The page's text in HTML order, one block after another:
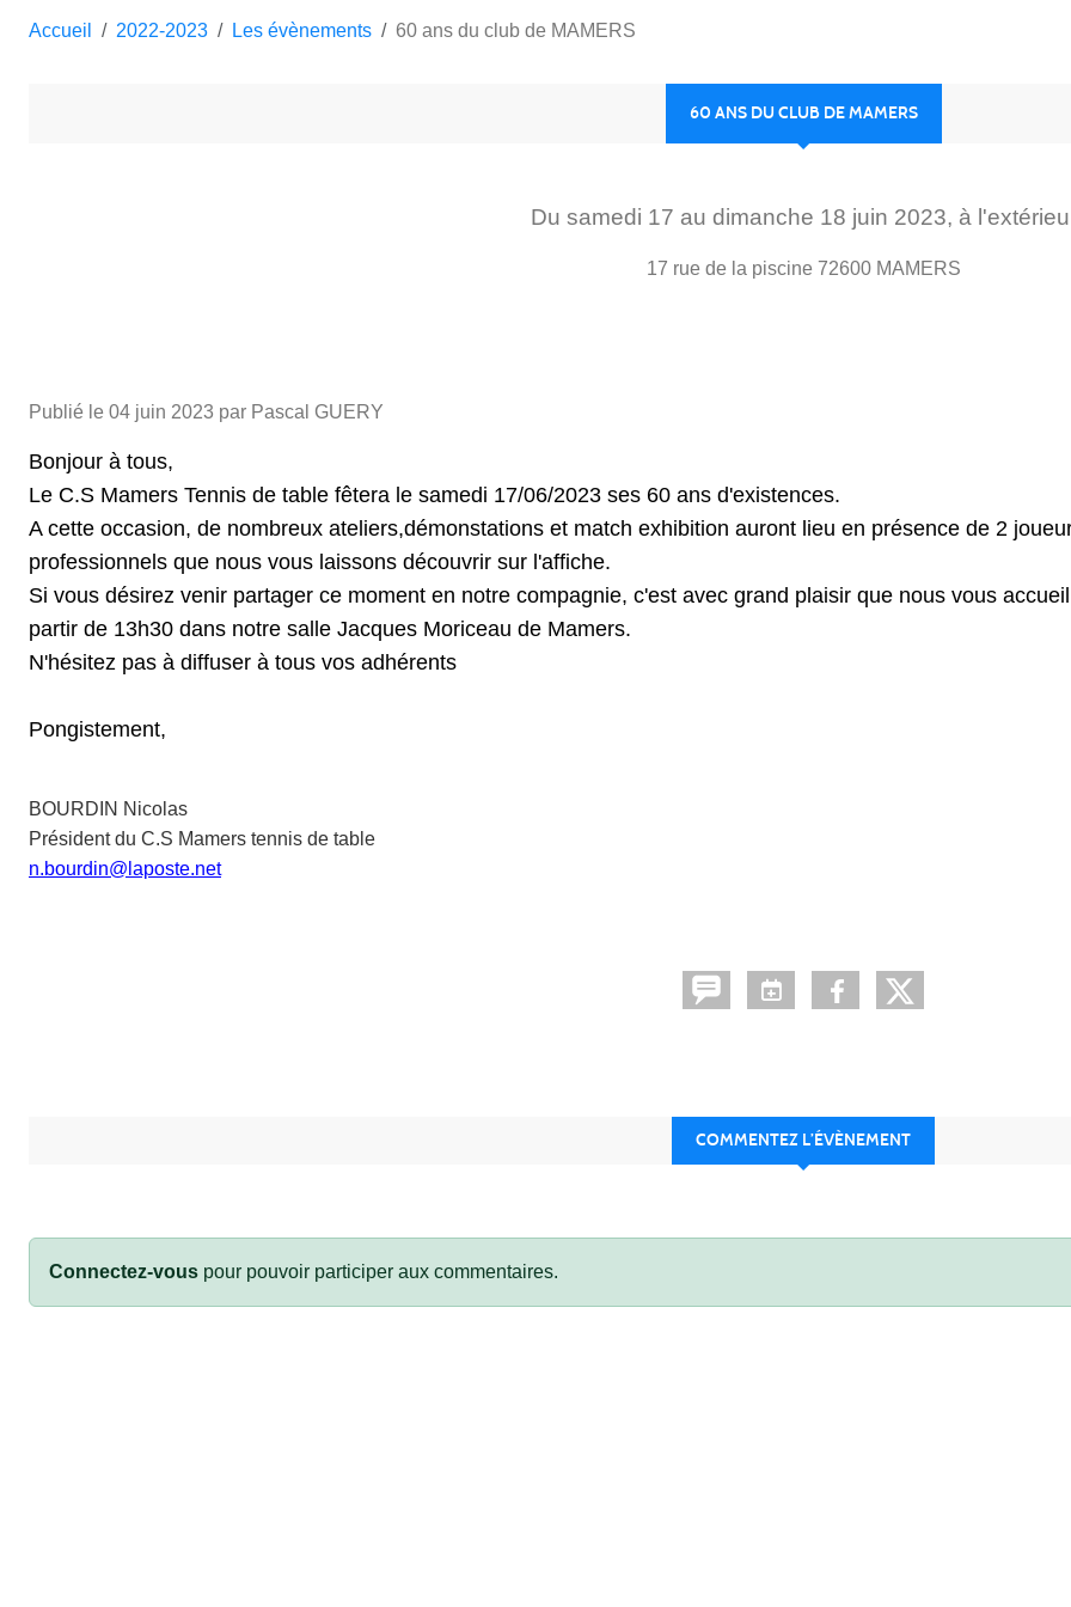
Accueil 2022-2023 Les évènements 60 ans du club de MAMERS
60 ANS DU CLUB DE MAMERS
Du samedi 17 au dimanche 18 juin 2023, à
17 rue de la piscine 72600 MAMERS
Publié le 04 juin 2023 par Pascal GUERY
Bonjour à tous,
Le C.S Mamers Tennis de table fêtera le samedi 17/06/2023 ses 60 ans d'existences.
A cette occasion, de nombreux ateliers,démonstations et match exhibition auront lieu en présence de 2
professionnels que nous vous laissons découvrir sur l'affiche.
Si vous désirez venir partager ce moment en notre compagnie, c'est avec grand plaisir que nous vous
partir de 13h30 dans notre salle Jacques Moriceau de Mamers.
N'hésitez pas à diffuser à tous vos adhérents
Pongistement,
BOURDIN Nicolas
Président du C.S Mamers tennis de table
n.bourdin@laposte.net
COMMENTEZ L’ÉVÈNEMENT
Connectez-vous pour pouvoir participer aux commentaires.